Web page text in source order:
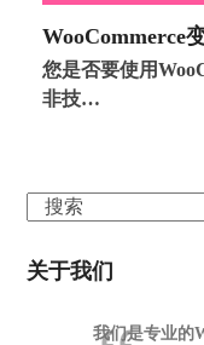
WooCommerce
您是否要使用
非技…
Search
关于我们
我们是专业的